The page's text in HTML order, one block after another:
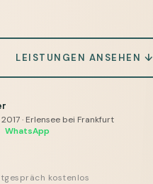
LEISTUNGEN ANSEHEN ↓
· Erlensee bei Frankfurt
WhatsApp
kostenlos